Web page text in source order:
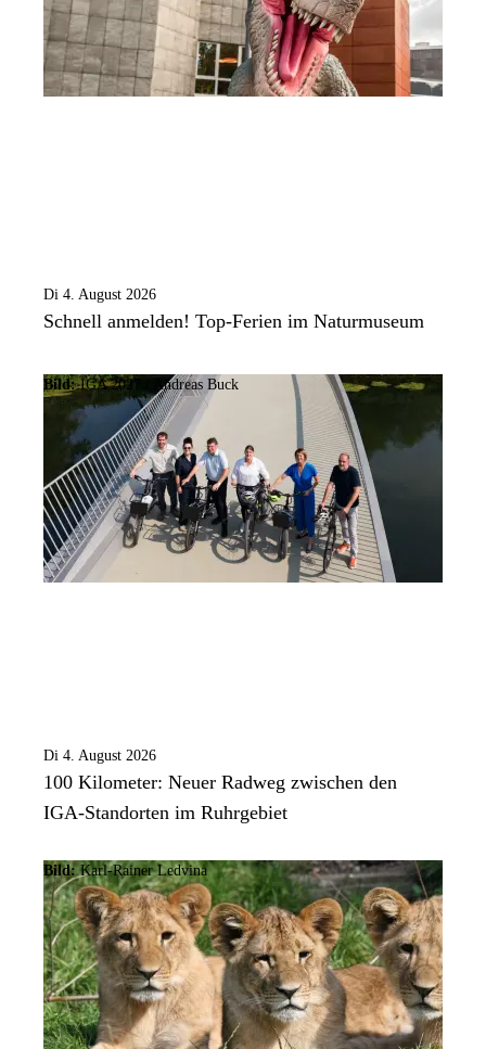
Di 4. August 2026
Schnell anmelden! Top-Ferien im Naturmuseum
Bild: IGA 2027 / Andreas Buck
Di 4. August 2026
100 Kilometer: Neuer Radweg zwischen den
IGA-Standorten im Ruhrgebiet
Bild: Karl-Rainer Ledvina